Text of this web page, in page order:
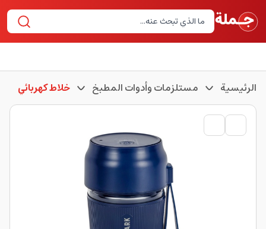
الرئيسية مستلزمات وأدوات المطبخ خلاط كهربائي